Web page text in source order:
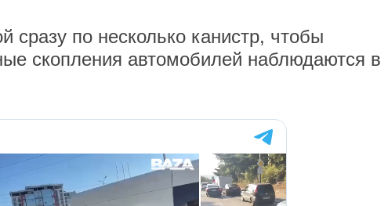
сразу по несколько канистр, чтобы
скопления автомобилей наблюдаются в